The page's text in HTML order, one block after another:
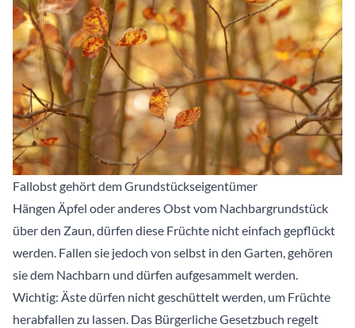
Fallobst gehört dem Grundstückseigentümer
Hängen Äpfel oder anderes Obst vom Nachbargrundstück
über den Zaun, dürfen diese Früchte nicht einfach gepflückt
werden. Fallen sie jedoch von selbst in den Garten, gehören
sie dem Nachbarn und dürfen aufgesammelt werden.
Wichtig: Äste dürfen nicht geschüttelt werden, um Früchte
herabfallen zu lassen. Das Bürgerliche Gesetzbuch regelt